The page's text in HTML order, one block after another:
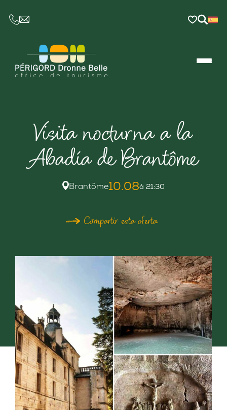
CE LIEN OUVRIRA VOTRE LOGICIEL DE
Visita nocturna a la
Abadía de Brantôme
Brantôme10.08à 21:30
Compartir esta oferta